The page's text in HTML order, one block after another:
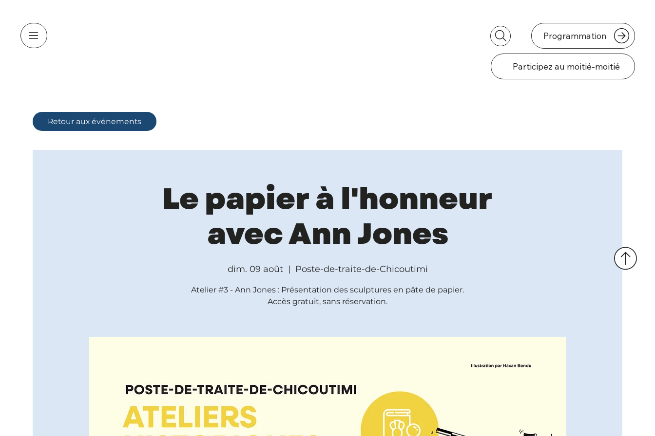
Programmation
Participez au moitié-moitié
Retour aux événements
Le papier à l'honneur
avec Ann Jones
dim. 09 août
  |
Poste-de-traite-de-Chicoutimi
Atelier #3 - Ann Jones : Présentation des sculptures en pâte de papier.
Accès gratuit, sans réservation.